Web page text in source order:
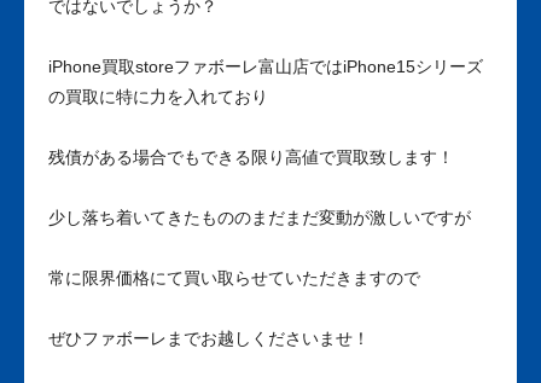
ではないでしょうか？
iPhone買取storeファボーレ富山店ではiPhone15シリーズ
の買取に特に力を入れており
残債がある場合でもできる限り高値で買取致します！
少し落ち着いてきたもののまだまだ変動が激しいですが
常に限界価格にて買い取らせていただきますので
ぜひファボーレまでお越しくださいませ！